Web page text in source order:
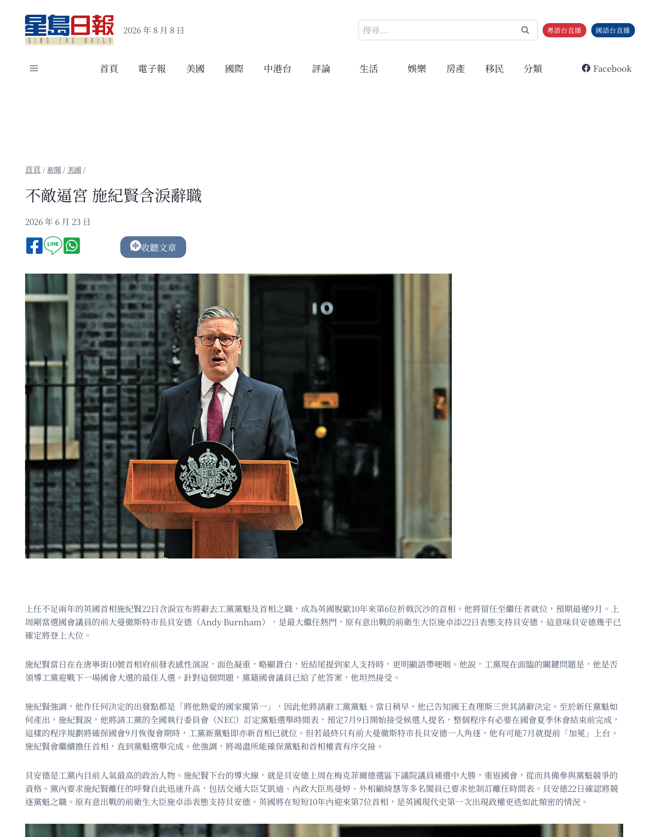
content
2026 年 8 月 8 日
搜
尋
鍵
粵語台直播 國語台直播
首頁 電子報 美國 國際 中港台 評論 生活 娛樂 房產 移民 分類 Facebook
/新聞 / 美國 /
不敵逼宮 施紀賢含淚辭職
2026 年 6 月 23 日
收聽文章
上任不足兩年的英國首相施紀賢22日含淚宣布將辭去工黨黨魁及首相之職，成為英國脫歐10年來第6位折戟沉沙的首相。他將留任至繼任者就位，預期最遲9月。上
周剛當選國會議員的前大曼徹斯特市長貝安德（Andy Burnham），是最大繼任熱門，原有意出戰的前衛生大臣施卓添22日表態支持貝安德，這意味貝安德幾乎已
確定將登上大位。
施紀賢當日在在唐寧街10號首相府前發表感性演說，面色凝重，略顯蒼白，近結尾提到家人支持時，更明顯語帶哽咽。他說，工黨現在面臨的關鍵問題是，他是否
領導工黨迎戰下一場國會大選的最佳人選。針對這個問題，黨籍國會議員已給了他答案，他坦然接受。
施紀賢強調，他作任何決定的出發點都是「將他熱愛的國家擺第一」，因此他將請辭工黨黨魁。當日稍早，他已告知國王查理斯三世其請辭決定。至於新任黨魁如
何產出，施紀賢說，他將請工黨的全國執行委員會（NEC）訂定黨魁選舉時間表，預定7月9日開始接受候選人提名，整個程序有必要在國會夏季休會結束前完成，
這樣的程序規劃將確保國會9月恢復會期時，工黨新黨魁即亦新首相已就位。但若最終只有前大曼徹斯特市長貝安德一人角逐，他有可能7月就提前「加冕」上台。
施紀賢會繼續擔任首相，直到黨魁選舉完成。他強調，將竭盡所能確保黨魁和首相權責有序交接。
貝安德是工黨內目前人氣最高的政治人物。施紀賢下台的導火線，就是貝安德上周在梅克菲爾德選區下議院議員補選中大勝，重返國會，從而具備參與黨魁競爭的
資格。黨內要求施紀賢離任的呼聲自此迅速升高，包括交通大臣艾凱迪、內政大臣馬曼婷、外相顧綺慧等多名閣員已要求他制訂離任時間表。貝安德22日確認將競
逐黨魁之職。原有意出戰的前衛生大臣施卓添表態支持貝安德。英國將在短短10年內迎來第7位首相，是英國現代史第一次出現政權更迭如此頻密的情況。